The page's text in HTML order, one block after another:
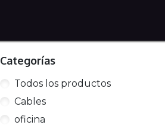
Categorías
Todos los productos
Cables
oficina